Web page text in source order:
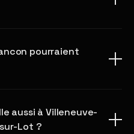
pourraient
aussi à Villeneuve-
Lot ?